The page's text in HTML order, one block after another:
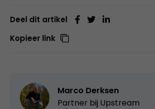
Deel dit artikel
Kopieer link
Marco Derksen
Partner bij Upstream